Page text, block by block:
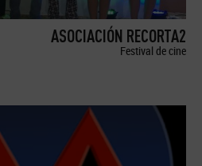
ASOCIACIÓN RECORTA2
Festival de cine